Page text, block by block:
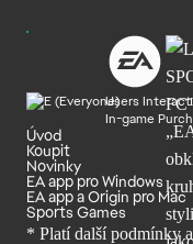
Users Interact
In-game
Úvod
Koupit
Novinky
EA app pro Windows
EA app a Origin pro Mac
Sports Games
* Platí další podmínky